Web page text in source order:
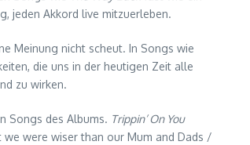
jeden Akkord live mitzuerleben.
Meinung nicht scheut. In Songs wie
die uns in der heutigen Zeit alle
zu wirken.
Songs des Albums. Trippin’ On You
were wiser than our Mum and Dads /